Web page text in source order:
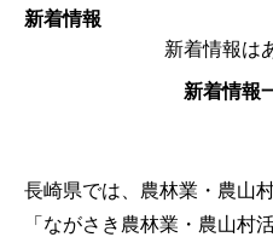
新着情報
新着情報は
新着情報
長崎県では、農林業・農山
「ながさき農林業・農山村